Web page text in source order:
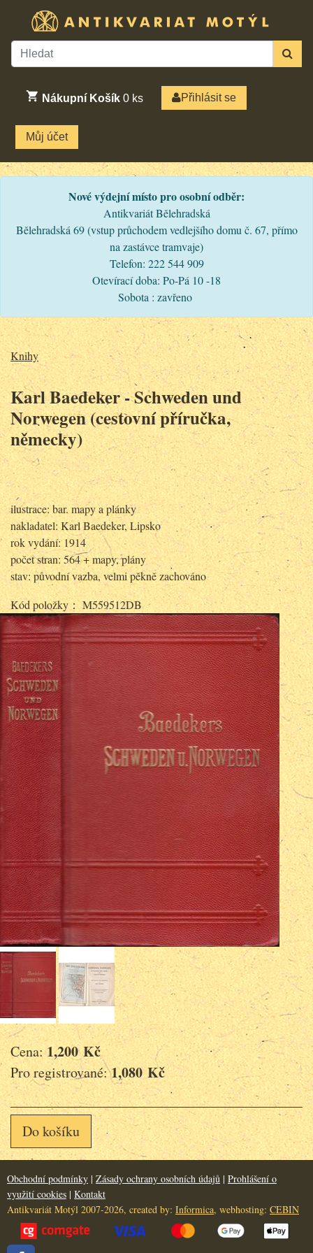
Nákupní Košík 0 ks Přihlásit se
Můj účet
Nové výdejní místo pro osobní odběr:
Antikvariát Bělehradská
Bělehradská 69 (vstup průchodem vedlejšího domu č. 67, přímo
na zastávce tramvaje)
Telefon: 222 544 909
Otevírací doba: Po-Pá 10 -18
Sobota : zavřeno
Knihy
Karl Baedeker - Schweden und
Norwegen (cestovní příručka,
německy)
ilustrace: bar. mapy a plánky
nakladatel: Karl Baedeker, Lipsko
rok vydání: 1914
počet stran: 564 + mapy, plány
stav: původní vazba, velmi pěkně zachováno
Kód položky： M559512DB
Cena:1,200 Kč
Pro registrované:1,080 Kč
Do košíku
Obchodní podmínky | Zásady ochrany osobních údajů | Prohlášení o
využití cookies | Kontakt
Antikvariát Motýl 2007-2026, created by: Informica, webhosting: CEBIN